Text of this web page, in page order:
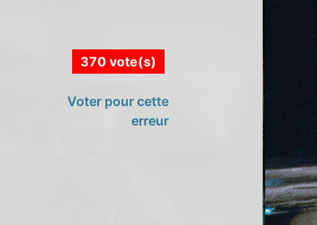
370 vote(s)
Voter pour cette
erreur